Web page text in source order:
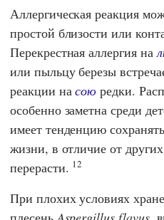
Аллергическая реакция
простой близости или
Перекрестная аллергия на
или пыльцу березы
реакции насою редки.
особенно заметна среди
имеет тенденцию
жизни, в отличие от
перерасти. 12
При плохих условиях